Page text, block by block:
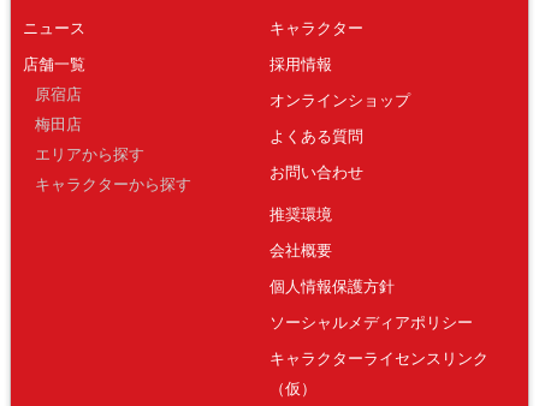
ニュース
店舗一覧
原宿店
梅田店
エリアから探す
キャラクターから探す
キャラクター
採用情報
オンラインショップ
よくある質問
お問い合わせ
推奨環境
会社概要
個人情報保護方針
ソーシャルメディアポリシー
キャラクターライセンスリンク
（仮）